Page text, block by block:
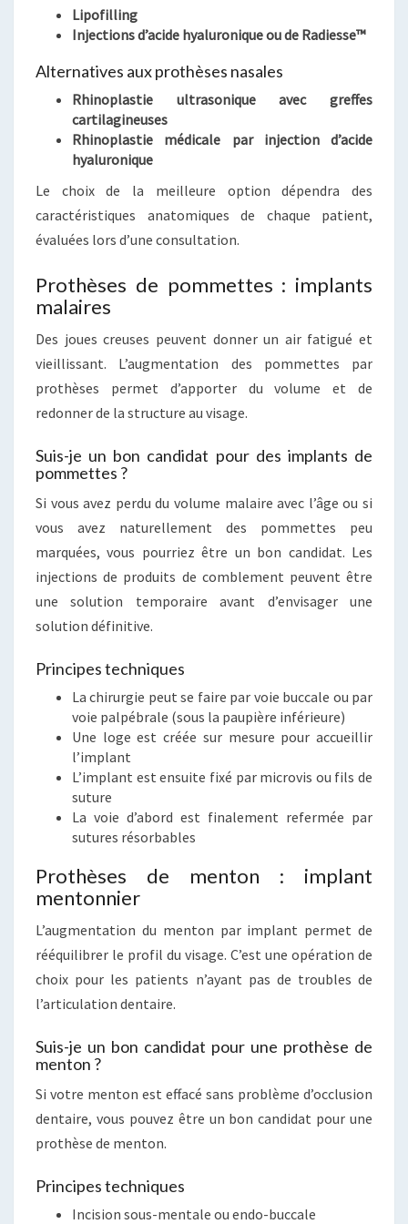
Lipofilling
Injections d’acide hyaluronique ou de Radiesse™
Alternatives aux prothèses nasales
Rhinoplastie ultrasonique avec greffes
cartilagineuses
Rhinoplastie médicale par injection d’acide
hyaluronique
Le choix de la meilleure option dépendra des
caractéristiques anatomiques de chaque patient,
évaluées lors d’une consultation.
Prothèses de pommettes : implants
malaires
Des joues creuses peuvent donner un air fatigué et
vieillissant. L’augmentation des pommettes par
prothèses permet d’apporter du volume et de
redonner de la structure au visage.
Suis-je un bon candidat pour des implants de
pommettes ?
Si vous avez perdu du volume malaire avec l’âge ou si
vous avez naturellement des pommettes peu
marquées, vous pourriez être un bon candidat. Les
injections de produits de comblement peuvent être
une solution temporaire avant d’envisager une
solution définitive.
Principes techniques
La chirurgie peut se faire par voie buccale ou par
voie palpébrale (sous la paupière inférieure)
Une loge est créée sur mesure pour accueillir
l’implant
L’implant est ensuite fixé par microvis ou fils de
suture
La voie d’abord est finalement refermée par
sutures résorbables
Prothèses de menton : implant
mentonnier
L’augmentation du menton par implant permet de
rééquilibrer le profil du visage. C’est une opération de
choix pour les patients n’ayant pas de troubles de
l’articulation dentaire.
Suis-je un bon candidat pour une prothèse de
menton ?
Si votre menton est effacé sans problème d’occlusion
dentaire, vous pouvez être un bon candidat pour une
prothèse de menton.
Principes techniques
Incision sous-mentale ou endo-buccale